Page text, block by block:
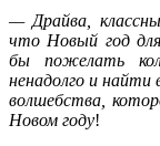
— Драйва,
что Новый год для
бы пожелать
ненадолго и найти
волшебства,
Новом году!